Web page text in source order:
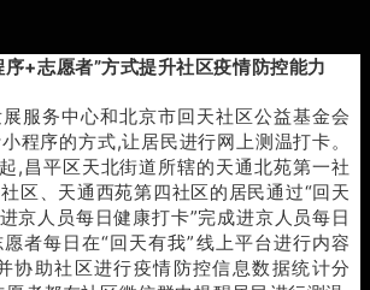
+志愿者”方式提升社区疫情防控能力
服务中心和北京市回天社区公益基金会
程序的方式,让居民进行网上测温打卡。
,昌平区天北街道所辖的天通北苑第一社
区、天通西苑第四社区的居民通过“回天
京人员每日健康打卡”完成进京人员每日
者每日在“回天有我”线上平台进行内容
协助社区进行疫情防控信息数据统计分